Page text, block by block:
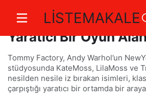
LİSTEMAKALE
Tommy Hilfiger’dan
Yaratıcı Bir Oyun
Tommy Factory, Andy Warhol’un
stüdyosunda KateMoss, LilaMoss ve
nesilden nesile iz bırakan isimleri,
çarpıştığı yaratıcı bir ortamda bir